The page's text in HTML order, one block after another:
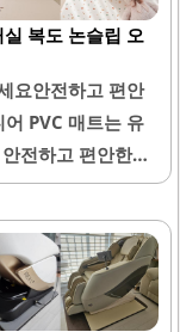
복도 논슬립 오
요안전하고 편안
PVC 매트는 유
전하고 편안한
로 적당하여 뛰
보호해 줍니다.
들이 편안하게
면으로 사용이 가
재미를 제공합니